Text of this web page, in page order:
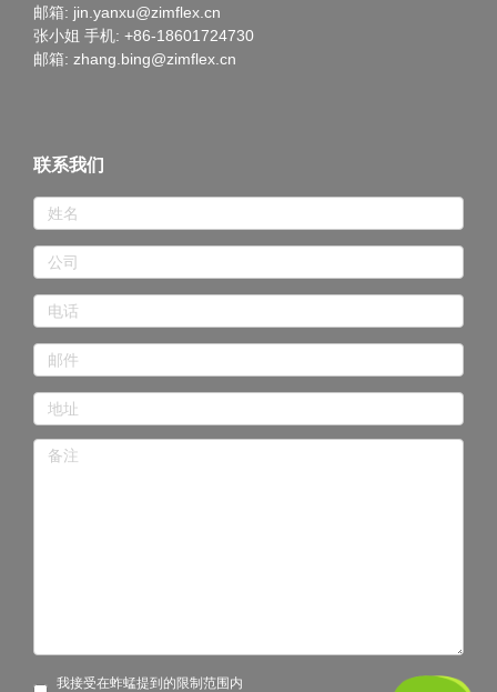
邮箱: jin.yanxu@zimflex.cn
张小姐 手机: +86-18601724730
邮箱: zhang.bing@zimflex.cn
联系我们
我接受在蚱蜢提到的限制范围内